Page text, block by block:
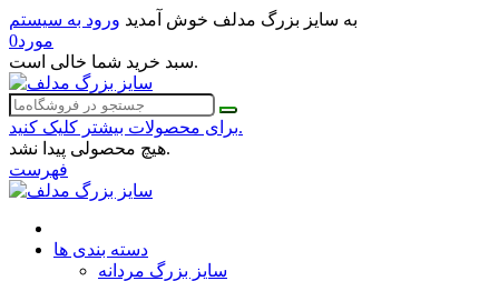
به سایز بزرگ مدلف خوش آمدید ورود به سیستم
0مورد
سبد خرید شما خالی است.
برای محصولات بیشتر کلیک کنید.
هیچ محصولی پیدا نشد.
فهرست
دسته بندی ها
سایز بزرگ مردانه